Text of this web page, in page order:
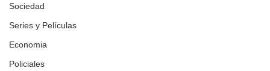
Sociedad
Series y Películas
Economia
Policiales